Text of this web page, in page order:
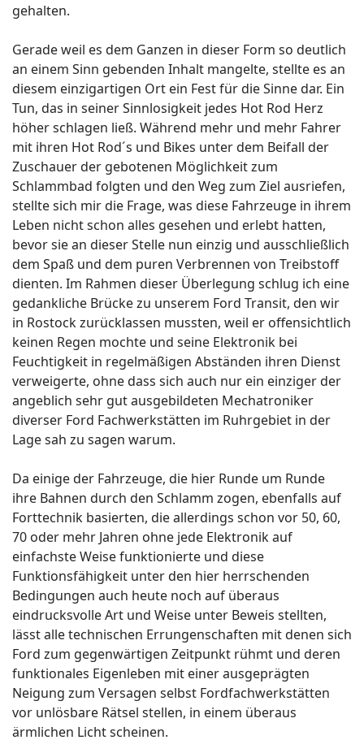
gehalten.
Gerade weil es dem Ganzen in dieser Form so deutlich
an einem Sinn gebenden Inhalt mangelte, stellte es an
diesem einzigartigen Ort ein Fest für die Sinne dar. Ein
Tun, das in seiner Sinnlosigkeit jedes Hot Rod Herz
höher schlagen ließ. Während mehr und mehr Fahrer
mit ihren Hot Rod´s und Bikes unter dem Beifall der
Zuschauer der gebotenen Möglichkeit zum
Schlammbad folgten und den Weg zum Ziel ausriefen,
stellte sich mir die Frage, was diese Fahrzeuge in ihrem
Leben nicht schon alles gesehen und erlebt hatten,
bevor sie an dieser Stelle nun einzig und ausschließlich
dem Spaß und dem puren Verbrennen von Treibstoff
dienten. Im Rahmen dieser Überlegung schlug ich eine
gedankliche Brücke zu unserem Ford Transit, den wir
in Rostock zurücklassen mussten, weil er offensichtlich
keinen Regen mochte und seine Elektronik bei
Feuchtigkeit in regelmäßigen Abständen ihren Dienst
verweigerte, ohne dass sich auch nur ein einziger der
angeblich sehr gut ausgebildeten Mechatroniker
diverser Ford Fachwerkstätten im Ruhrgebiet in der
Lage sah zu sagen warum.
Da einige der Fahrzeuge, die hier Runde um Runde
ihre Bahnen durch den Schlamm zogen, ebenfalls auf
Forttechnik basierten, die allerdings schon vor 50, 60,
70 oder mehr Jahren ohne jede Elektronik auf
einfachste Weise funktionierte und diese
Funktionsfähigkeit unter den hier herrschenden
Bedingungen auch heute noch auf überaus
eindrucksvolle Art und Weise unter Beweis stellten,
lässt alle technischen Errungenschaften mit denen sich
Ford zum gegenwärtigen Zeitpunkt rühmt und deren
funktionales Eigenleben mit einer ausgeprägten
Neigung zum Versagen selbst Fordfachwerkstätten
vor unlösbare Rätsel stellen, in einem überaus
ärmlichen Licht scheinen.